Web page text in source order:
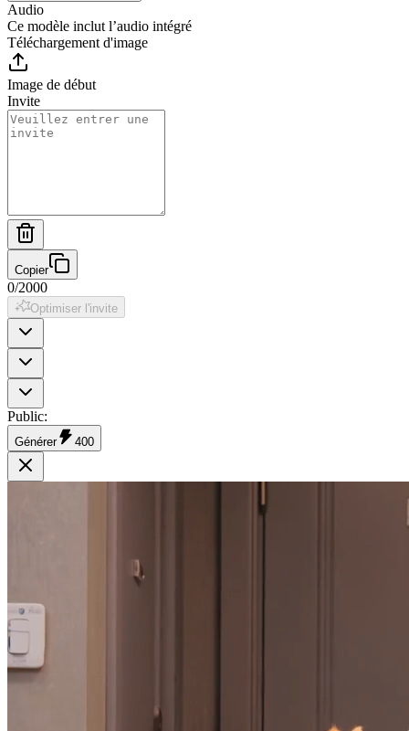
Audio
Ce modèle inclut l’audio intégré
Téléchargement d'image
Image de début
Invite
Copier
0/2000
Optimiser l'invite
Public:
Générer 400